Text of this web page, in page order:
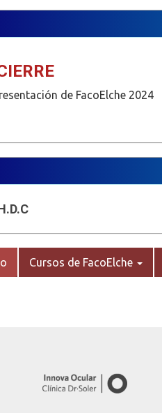
de FacoElche 2024
Cursos de FacoElche